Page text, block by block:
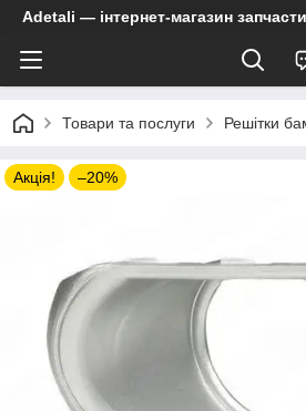
Adetali — інтернет-магазин
Товари та послуги Решітки
Акція! –20%